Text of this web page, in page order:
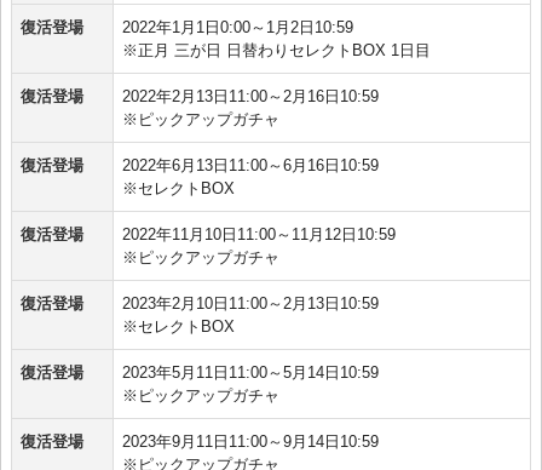
復活登場
2022年1月1日0:00～1月2日10:59
※正月 三が日 日替わりセレクトBOX 1日目
復活登場
2022年2月13日11:00～2月16日10:59
※ピックアップガチャ
復活登場
2022年6月13日11:00～6月16日10:59
※セレクトBOX
復活登場
2022年11月10日11:00～11月12日10:59
※ピックアップガチャ
復活登場
2023年2月10日11:00～2月13日10:59
※セレクトBOX
復活登場
2023年5月11日11:00～5月14日10:59
※ピックアップガチャ
復活登場
2023年9月11日11:00～9月14日10:59
※ピックアップガチャ